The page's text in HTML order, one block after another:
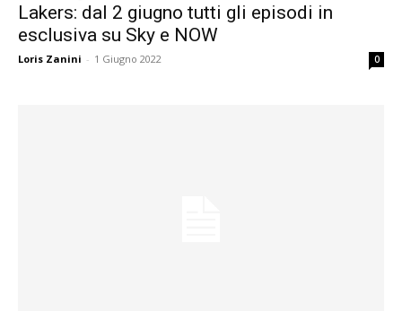
Lakers: dal 2 giugno tutti gli episodi in
esclusiva su Sky e NOW
Loris Zanini - 1 Giugno 2022 0